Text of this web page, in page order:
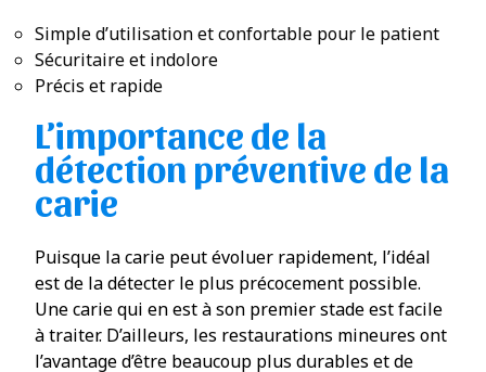
Simple d’utilisation et confortable pour le patient
Sécuritaire et indolore
Précis et rapide
L’importance de la
détection préventive de la
carie
Puisque la carie peut évoluer rapidement, l’idéal
est de la détecter le plus précocement possible.
Une carie qui en est à son premier stade est facile
à traiter. D’ailleurs, les restaurations mineures ont
l’avantage d’être beaucoup plus durables et de